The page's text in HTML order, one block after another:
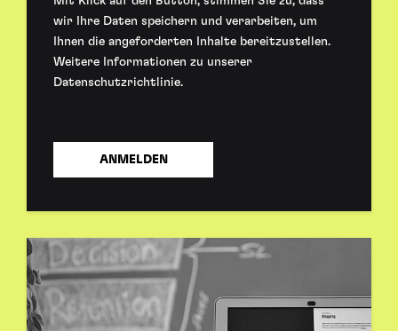
wir Ihre Daten speichern und verarbeiten, um
Ihnen die angeforderten Inhalte bereitzustellen.
Weitere Informationen zu unserer
Datenschutzrichtlinie.